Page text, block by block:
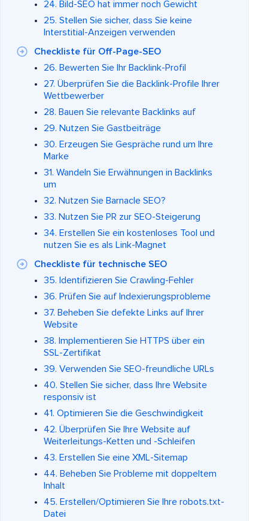
24. Bild-SEO hat immer noch Gewicht
25. Stellen Sie sicher, dass Sie keine
Interstitial-Anzeigen verwenden
Checkliste für Off-Page-SEO
26. Bewerten Sie Ihr Backlink-Profil
27. Überprüfen Sie die Backlink-Profile Ihrer
Wettbewerber
28. Bauen Sie relevante Backlinks auf
29. Nutzen Sie Gastbeiträge
30. Erzeugen Sie Gespräche rund um Ihre
Marke
31. Wandeln Sie Erwähnungen in Backlinks
um
32. Nutzen Sie Barnacle SEO?
33. Nutzen Sie PR zur SEO-Steigerung
34. Erstellen Sie ein kostenloses Tool und
nutzen Sie es als Link-Magnet
Checkliste für technische SEO
35. Identifizieren Sie Crawling-Fehler
36. Prüfen Sie auf Indexierungsprobleme
37. Beheben Sie defekte Links auf Ihrer
Website
38. Implementieren Sie HTTPS über ein
SSL-Zertifikat
39. Verwenden Sie SEO-freundliche URLs
40. Stellen Sie sicher, dass Ihre Website
responsiv ist
41. Optimieren Sie die Geschwindigkeit
42. Überprüfen Sie Ihre Website auf
Weiterleitungs-Ketten und -Schleifen
43. Erstellen Sie eine XML-Sitemap
44. Beheben Sie Probleme mit doppeltem
Inhalt
45. Erstellen/Optimieren Sie Ihre robots.txt-
Datei